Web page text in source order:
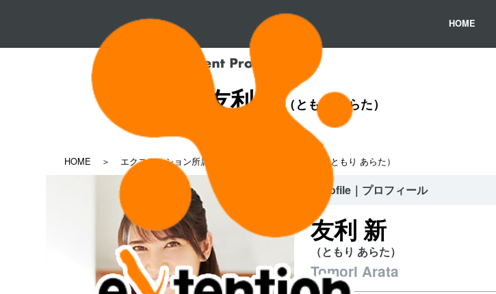
HOME
友利 新 （ともり あらた）
HOME エクステンション所属タレント一覧 友利 新（ともり あらた）
Profile｜プロフィール
友利 新
（ともり あらた）
Tomori Arata